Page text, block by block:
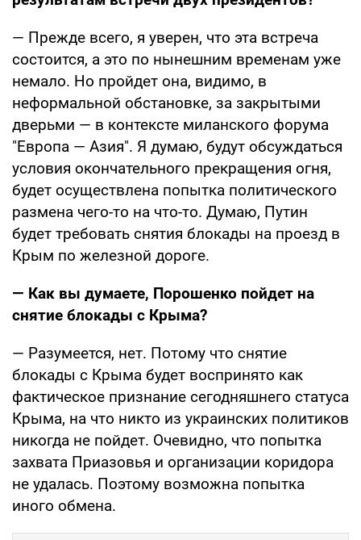
— Прежде всего, я уверен, что эта встреча
состоится, а это по нынешним временам уже
немало. Но пройдет она, видимо, в
неформальной обстановке, за закрытыми
дверьми — в контексте миланского форума
"Европа — Азия". Я думаю, будут обсуждаться
условия окончательного прекращения огня,
будет осуществлена попытка политического
размена чего-то на что-то. Думаю, Путин
будет требовать снятия блокады на проезд в
Крым по железной дороге.
— Как вы думаете, Порошенко пойдет на
снятие блокады с Крыма?
— Разумеется, нет. Потому что снятие
блокады с Крыма будет воспринято как
фактическое признание сегодняшнего статуса
Крыма, на что никто из украинских политиков
никогда не пойдет. Очевидно, что попытка
захвата Приазовья и организации коридора
не удалась. Поэтому возможна попытка
иного обмена.